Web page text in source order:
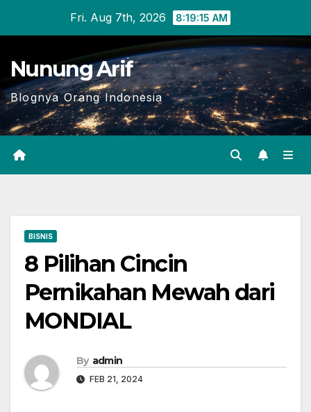
content
Fri. Aug 7th, 2026 8:19:16 AM
Nunung Arif
Blognya Orang Indonesia
BISNIS
8 Pilihan Cincin
Pernikahan Mewah dari
MONDIAL
By admin
FEB 21, 2024